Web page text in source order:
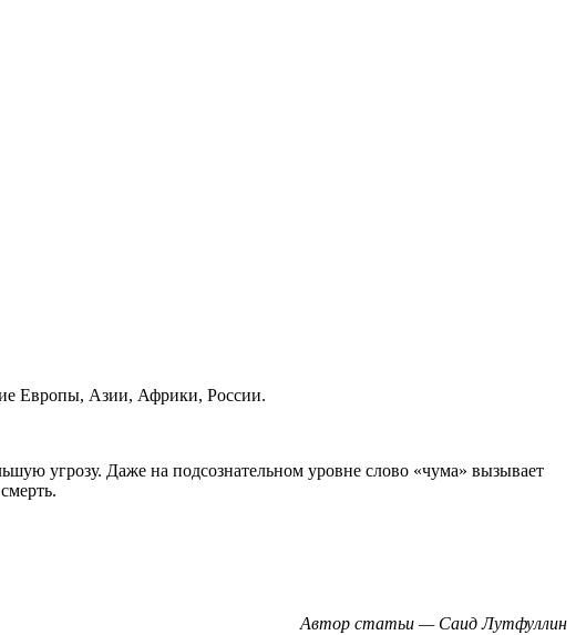
Европы, Азии, Африки, России.
угрозу. Даже на подсознательном уровне слово «чума» вызывает
Автор статьи — Саид Лутфуллин